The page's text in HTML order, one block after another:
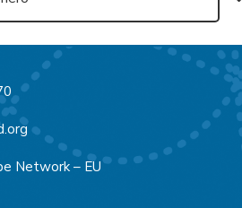
Network – EU